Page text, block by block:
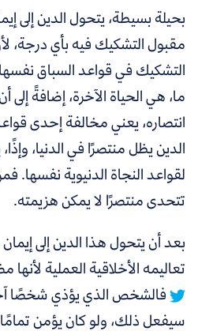
بحيلة بسيطة، يتحول الدين إلى
مقبول التشكيك فيه بأي درجة،
التشكيك في قواعد السباق
ما، هي الحياة الآخرة، إضافةً إلى
انتصاره، يعني مخالفة إحدى
الدين يظل منتصرًا في الدنيا،
لقواعد النجاة الدنيوية نفسها.
تتحدى منتصرًا لا يمكن هزيمته.
بعد أن يتحول هذا الدين إلى
تعاليمه الأخلاقية العملية لأنها
فالشخص الذي يؤذي شخصًا
سيفعل ذلك، ولو كان يؤمن تمامًا